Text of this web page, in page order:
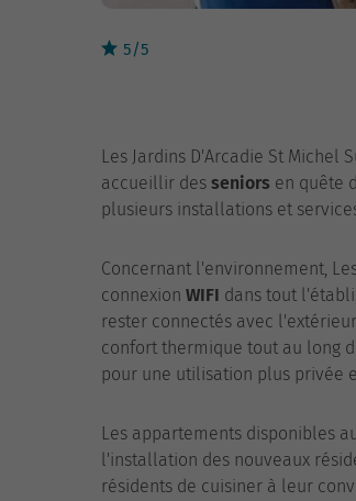
5/5
Les Jardins D'Arcadie St Michel
accueillir des seniors en quête
plusieurs installations et
Concernant l'environnement,
connexion WIFI dans tout
rester connectés avec
confort thermique tout au long
pour une utilisation plus privée
Les appartements disponibles
l'installation des nouveaux
résidents de cuisiner à leur